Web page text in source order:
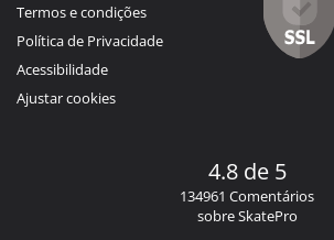
Termos e condições
Política de Privacidade
Acessibilidade
Ajustar cookies
4.8 de 5
134961 Comentários
sobre SkatePro